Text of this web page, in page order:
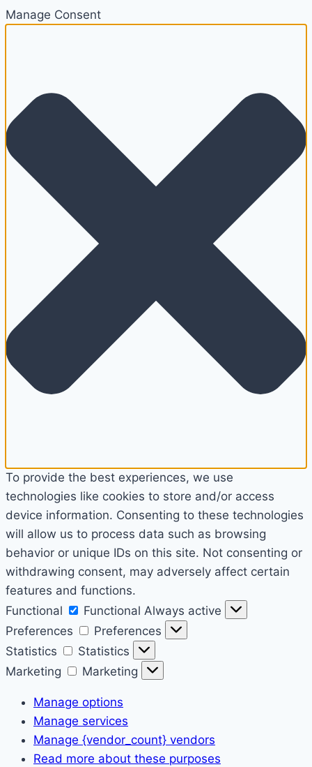
Manage Consent
To provide the best experiences, we use
technologies like cookies to store and/or access
device information. Consenting to these technologies
will allow us to process data such as browsing
behavior or unique IDs on this site. Not consenting or
withdrawing consent, may adversely affect certain
features and functions.
Functional
Functional Always active
Preferences
Preferences
Statistics
Statistics
Marketing
Marketing
Manage options
Manage services
Manage {vendor_count} vendors
Read more about these purposes